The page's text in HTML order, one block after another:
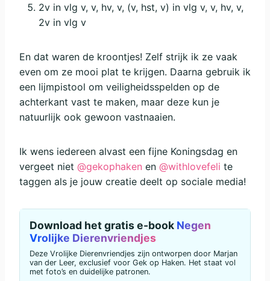
2v in vlg v, v, hv, v, (v, hst, v) in vlg v, v, hv, v,
2v in vlg v
En dat waren de kroontjes! Zelf strijk ik ze vaak
even om ze mooi plat te krijgen. Daarna gebruik ik
een lijmpistool om veiligheidsspelden op de
achterkant vast te maken, maar deze kun je
natuurlijk ook gewoon vastnaaien.
Ik wens iedereen alvast een fijne Koningsdag en
vergeet niet @gekophaken en @withlovefeli te
taggen als je jouw creatie deelt op sociale media!
Download het gratis e-book Negen
Vrolijke Dierenvriendjes
Deze Vrolijke Dierenvriendjes zijn ontworpen door Marjan
van der Leer, exclusief voor Gek op Haken. Het staat vol
met foto’s en duidelijke patronen.